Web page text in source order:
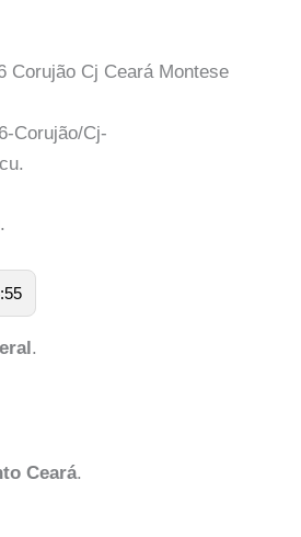
Corujão Cj Ceará Montese
Corujão/Cj-
.
.
Ceará.